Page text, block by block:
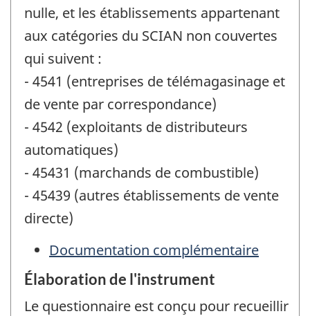
nulle, et les établissements appartenant
aux catégories du SCIAN non couvertes
qui suivent :
- 4541 (entreprises de télémagasinage et
de vente par correspondance)
- 4542 (exploitants de distributeurs
automatiques)
- 45431 (marchands de combustible)
- 45439 (autres établissements de vente
directe)
Documentation complémentaire
Élaboration de l'instrument
Le questionnaire est conçu pour recueillir